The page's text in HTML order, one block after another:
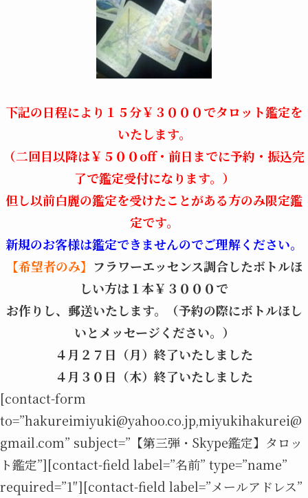
下記の日程により１５分￥３０００でタロット鑑定を
いたします。
（二回目以降は￥５００off・前日までに予約・振込完
了で鑑定受付になります。）
但し以前白麗の鑑定を受けたことがある方のみ限定鑑
定です。
新規のお客様は鑑定できませんのでご理解ください。
【希望者のみ】 フラワーエッセンス調合したボトルほ
しい方は１本￥３０００で
お作りし、郵送いたします。（予約の際にボトルほし
いとメッセージください。）
４月２７日（月）終了いたしました
４月３０日（木）終了いたしました
[contact-form
to=”hakureimiyuki@yahoo.co.jp,miyukihakurei@
gmail.com” subject=”【第三弾・Skype鑑定】タロッ
ト鑑定”][contact-field label=”名前” type=”name”
required=”1″][contact-field label=”メールアドレス”